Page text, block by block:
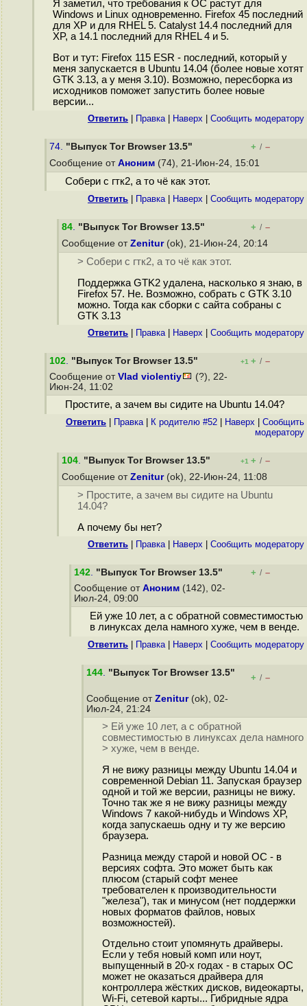
Я заметил, что требования к ОС растут для
Windows и Linux одновременно. Firefox 45 последний
для XP и для RHEL 5. Catalyst 14.4 последний для
XP, а 14.1 последний для RHEL 4 и 5.
Вот и тут: Firefox 115 ESR - последний, который у
меня запускается в Ubuntu 14.04 (более новые хотят
GTK 3.13, а у меня 3.10). Возможно, пересборка из
исходников поможет запустить более новые
версии...
Ответить Правка| Наверх Cообщить модератору
74. "Выпуск Tor Browser 13.5" + / –
Сообщение от Аноним (74), 21-Июн-24, 15:01
Собери с гтк2, а то чё как этот.
Ответить Правка| Наверх Cообщить модератору
84. "Выпуск Tor Browser 13.5" + / –
Сообщение от Zenitur(ok), 21-Июн-24, 20:14
> Собери с гтк2, а то чё как этот.
Поддержка GTK2 удалена, насколько я знаю, в
Firefox 57. Не. Возможно, собрать с GTK 3.10
можно. Тогда как сборки с сайта собраны с
GTK 3.13
Ответить Правка| Наверх Cообщить модератору
102. "Выпуск Tor Browser 13.5" +1 + / –
Сообщение от Vlad violentiy
(?), 22-
Июн-24, 11:02
Простите, а зачем вы сидите на Ubuntu 14.04?
Ответить Правка| К родителю #52 Наверх
Cообщить
модератору
104. "Выпуск Tor Browser 13.5" +1 + / –
Сообщение от Zenitur(ok), 22-Июн-24, 11:08
> Простите, а зачем вы сидите на Ubuntu
14.04?
А почему бы нет?
Ответить Правка| Наверх Cообщить модератору
142. "Выпуск Tor Browser 13.5" + / –
Сообщение от Аноним (142), 02-
Июл-24, 09:00
Ей уже 10 лет, а с обратной совместимостью
в линуксах дела намного хуже, чем в венде.
Ответить Правка| Наверх Cообщить модератору
144. "Выпуск Tor Browser 13.5" + / –
Сообщение от Zenitur(ok), 02-
Июл-24, 21:24
> Ей уже 10 лет, а с обратной
совместимостью в линуксах дела намного
> хуже, чем в венде.
Я не вижу разницы между Ubuntu 14.04 и
современной Debian 11. Запуская браузер
одной и той же версии, разницы не вижу.
Точно так же я не вижу разницы между
Windows 7 какой-нибудь и Windows XP,
когда запускаешь одну и ту же версию
браузера.
Разница между старой и новой ОС - в
версиях софта. Это может быть как
плюсом (старый софт менее
требователен к производительности
"железа"), так и минусом (нет поддержки
новых форматов файлов, новых
возможностей).
Отдельно стоит упомянуть драйверы.
Если у тебя новый комп или ноут,
выпущенный в 20-х годах - в старых ОС
может не оказаться драйвера для
контроллера жёстких дисков, видеокарты,
Wi-Fi, сетевой карты... Гибридные ядра